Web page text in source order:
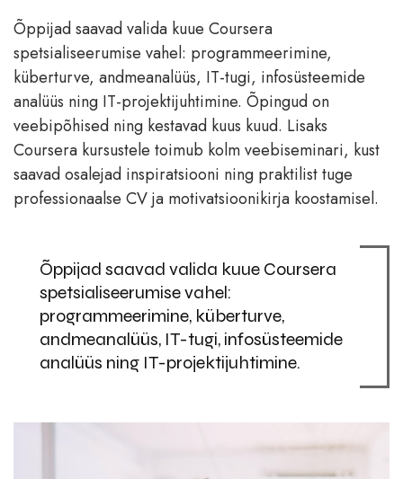
Õppijad saavad valida kuue Coursera
spetsialiseerumise vahel: programmeerimine,
küberturve, andmeanalüüs, IT-tugi, infosüsteemide
analüüs ning IT-projektijuhtimine. Õpingud on
veebipõhised ning kestavad kuus kuud. Lisaks
Coursera kursustele toimub kolm veebiseminari, kust
saavad osalejad inspiratsiooni ning praktilist tuge
professionaalse CV ja motivatsioonikirja koostamisel.
Õppijad saavad valida kuue Coursera
spetsialiseerumise vahel:
programmeerimine, küberturve,
andmeanalüüs, IT-tugi, infosüsteemide
analüüs ning IT-projektijuhtimine.